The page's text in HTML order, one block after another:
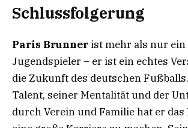
Schlussfolgerung
Paris Brunner ist mehr als nur
Jugendspieler – er ist ein echtes
die Zukunft des deutschen
Talent, seiner Mentalität und der
durch Verein und Familie hat er das